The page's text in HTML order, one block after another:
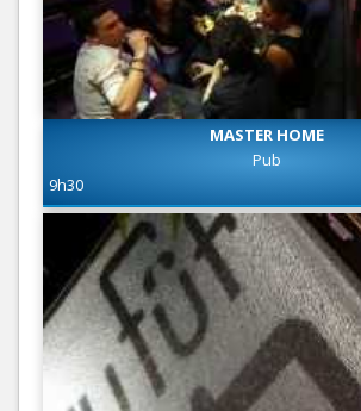
MASTER HOME
Pub
9h30